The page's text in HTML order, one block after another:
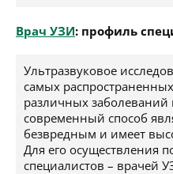
Врач УЗИ: профиль
Ультразвуковое
самых
различных заболеваний
современный способ
безвредным и имеет
Для его осуществления
специалистов – врачей